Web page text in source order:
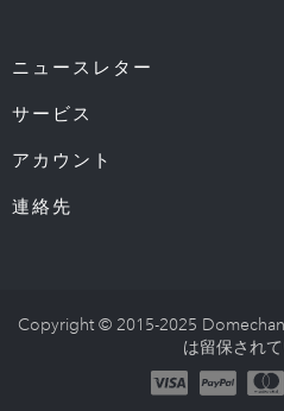
ニュースレター
サービス
アカウント
連絡先
Copyright © 2015-2025
は留保されて